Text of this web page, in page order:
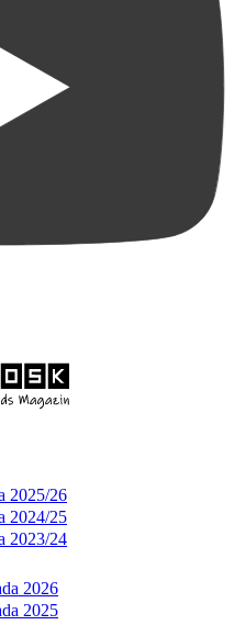
2025/26
2024/25
2023/24
2026
2025